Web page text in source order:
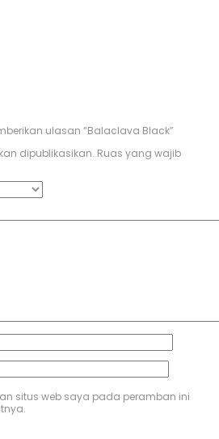
ulasan “Balaclava Black”
dipublikasikan. Ruas yang wajib
situs web saya pada peramban ini